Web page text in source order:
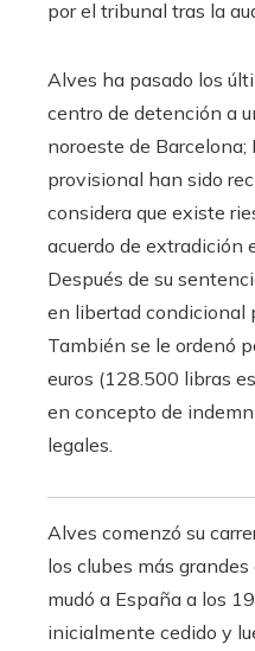
por el tribunal tras la
Alves ha pasado los
centro de detención a
noroeste de
provisional han sido
considera que existe
acuerdo de extradición
Después de su
en libertad condicional
También se le ordenó
euros (128.500 libras
en concepto de
legales.
Alves comenzó su
los clubes más
mudó a España a los
inicialmente cedido y